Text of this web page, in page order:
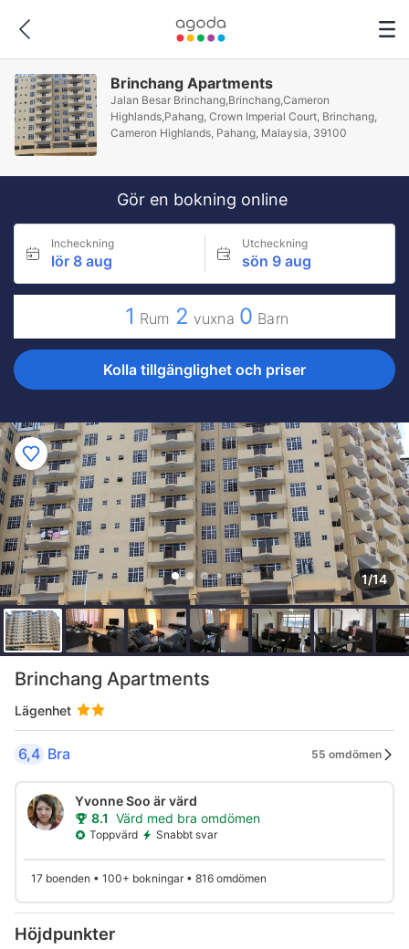
Brinchang Apartments
Jalan Besar Brinchang,Brinchang,Cameron
Highlands,Pahang, Crown Imperial Court, Brinchang,
Cameron Highlands, Pahang, Malaysia, 39100
Gör en bokning online
Incheckning
lör 8 aug
Utcheckning
sön 9 aug
1 Rum 2 vuxna 0 Barn
Kolla tillgänglighet och priser
1/14
Brinchang Apartments
Lägenhet
6,4 Bra 55 omdömen
Yvonne Soo är värd
8.1 Värd med bra omdömen
Toppvärd Snabbt svar
17 boenden • 100+ bokningar • 816 omdömen
Höjdpunkter